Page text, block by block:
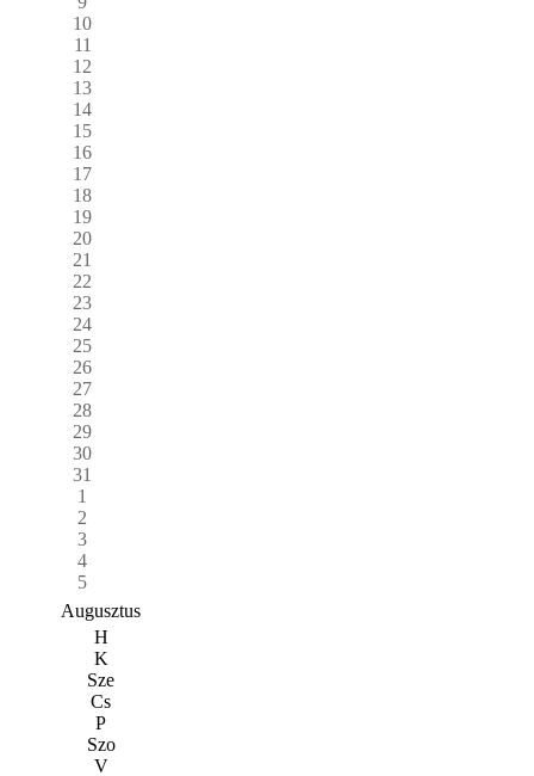
10
11
12
13
14
15
16
17
18
19
20
21
22
23
24
25
26
27
28
29
30
31
1
2
3
4
5
Augusztus
H
K
Sze
Cs
P
Szo
V